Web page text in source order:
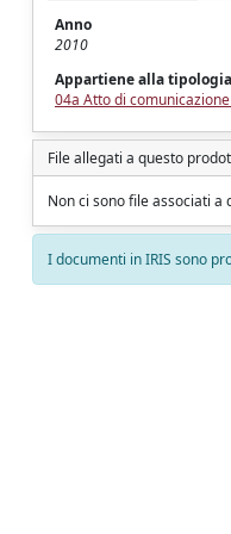
Anno
2010
Appartiene alla
04a Atto di
File allegati a questo
Non ci sono file associati a
I documenti in IRIS sono